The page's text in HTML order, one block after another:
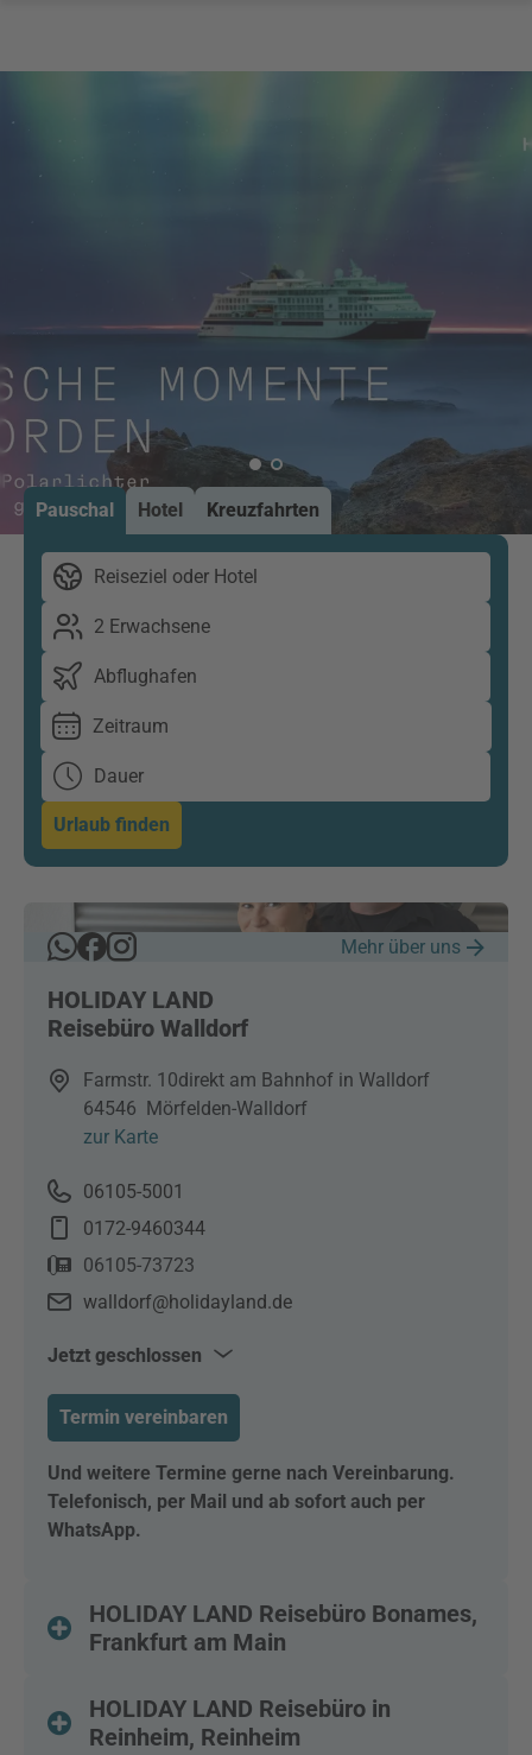
Pauschal Hotel Kreuzfahrten
Reiseziel oder Hotel
2 Erwachsene
Abflughafen
Zeitraum
Dauer
Urlaub finden
Mehr über uns
HOLIDAY LAND
Reisebüro Walldorf
Farmstr. 10direkt am Bahnhof in Walldorf
64546 Mörfelden-Walldorf
zur Karte
06105-5001
0172-9460344
06105-73723
walldorf@holidayland.de
Jetzt geschlossen
Mo–Fr
10:00–13:00
Mo–Di & Do–Fr
15:00–18:00
Termin vereinbaren
Und weitere Termine gerne nach Vereinbarung.
Telefonisch, per Mail und ab sofort auch per
WhatsApp.
HOLIDAY LAND Reisebüro Bonames,
Frankfurt am Main
HOLIDAY LAND Reisebüro in
Reinheim, Reinheim